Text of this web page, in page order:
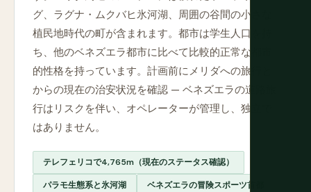
グ、ラグナ・ムクバヒ氷河湖、周囲の谷間の小さな
植民地時代の町が含まれます。都市は学生人口を持
ち、他のベネズエラ都市に比べて比較的正常な都市
的性格を持っています。計画前にメリダへの旅行と
からの現在の治安状況を確認 — ベネズエラの道路旅
行はリスクを伴い、オペレーターが管理し、独立で
はありません。
テレフェリコで4,765m（現在のステータス確認）
パラモ生態系と氷河湖 ベネズエラの冒険スポーツ首都